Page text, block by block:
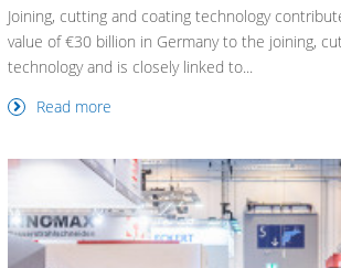
Joining, cutting and coating technology
value of €30 billion in Germany to the joining,
technology and is closely linked to...
Read more